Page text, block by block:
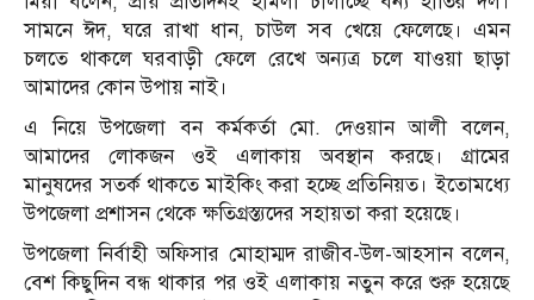
সামনে ঈদ, ঘরে রাখা ধান, চাউল সব খেয়ে ফেলেছে। এমন
চলতে থাকলে ঘরবাড়ী ফেলে রেখে অন্যত্র চলে যাওয়া ছাড়া
আমাদের কোন উপায় নাই।
এ নিয়ে উপজেলা বন কর্মকর্তা মো. দেওয়ান আলী বলেন,
আমাদের লোকজন ওই এলাকায় অবস্থান করছে। গ্রামের
মানুষদের সতর্ক থাকতে মাইকিং করা হচ্ছে প্রতিনিয়ত। ইতোমধ্যে
উপজেলা প্রশাসন থেকে ক্ষতিগ্রস্ত্যদের সহায়তা করা হয়েছে।
উপজেলা নির্বাহী অফিসার মোহাম্মদ রাজীব-উল-আহসান বলেন,
বেশ কিছুদিন বন্ধ থাকার পর ওই এলাকায় নতুন করে শুরু হয়েছে